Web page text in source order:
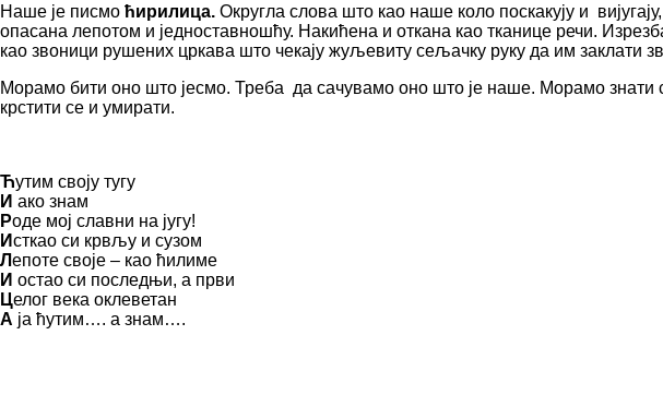
Наше је писмо ћирилица. Округла слова што као наше коло поскакују и
опасана лепотом и једноставношћу. Накићена и откана као тканице речи.
као звоници рушених цркава што чекају жуљевиту сељачку руку да им заклати
Морамо бити оно што јесмо. Треба да сачувамо оно што је наше. Морамо знати
крстити се и умирати.
Ћутим своју тугу
И ако знам
Роде мој славни на југу!
Исткао си крвљу и сузом
Лепоте своје – као ћилиме
И остао си последњи, а први
Целог века оклеветан
А ја ћутим…. а знам….